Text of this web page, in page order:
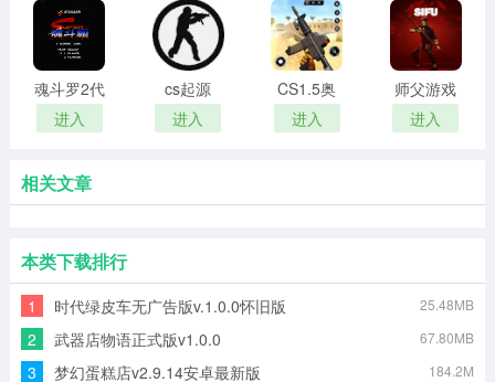
魂斗罗2代
进入
cs起源
进入
CS1.5奥
美
进入
师父游戏
进入
相关文章
本类下载排行
1 时代绿皮车无广告版v.1.0.0怀旧版 25.48MB
2 武器店物语正式版v1.0.0 67.80MB
3 梦幻蛋糕店v2.9.14安卓最新版 184.2M